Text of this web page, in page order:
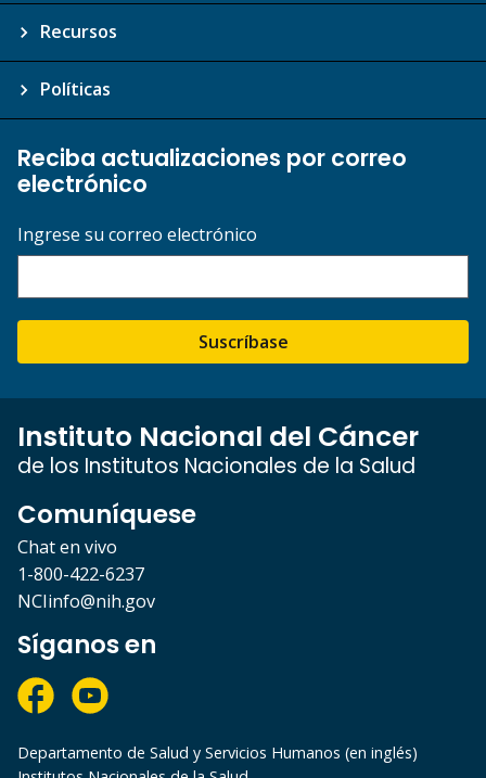
Recursos
Políticas
Reciba actualizaciones por correo
electrónico
Ingrese su correo electrónico
Suscríbase
Instituto Nacional del Cáncer
de los Institutos Nacionales de la Salud
Comuníquese
Chat en vivo
1-800-422-6237
NCIinfo@nih.gov
Síganos en
Departamento de Salud y Servicios Humanos (en inglés)